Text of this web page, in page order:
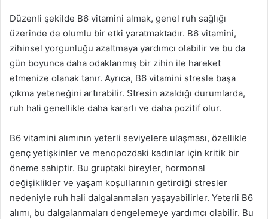
Düzenli şekilde B6 vitamini almak, genel ruh sağlığı
üzerinde de olumlu bir etki yaratmaktadır. B6 vitamini,
zihinsel yorgunluğu azaltmaya yardımcı olabilir ve bu da
gün boyunca daha odaklanmış bir zihin ile hareket
etmenize olanak tanır. Ayrıca, B6 vitamini stresle başa
çıkma yeteneğini artırabilir. Stresin azaldığı durumlarda,
ruh hali genellikle daha kararlı ve daha pozitif olur.
B6 vitamini alımının yeterli seviyelere ulaşması, özellikle
genç yetişkinler ve menopozdaki kadınlar için kritik bir
öneme sahiptir. Bu gruptaki bireyler, hormonal
değişiklikler ve yaşam koşullarının getirdiği stresler
nedeniyle ruh hali dalgalanmaları yaşayabilirler. Yeterli B6
alımı, bu dalgalanmaları dengelemeye yardımcı olabilir. Bu